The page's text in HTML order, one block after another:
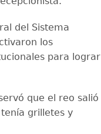
del Sistema
los
para lograr
que el reo salió
grilletes y